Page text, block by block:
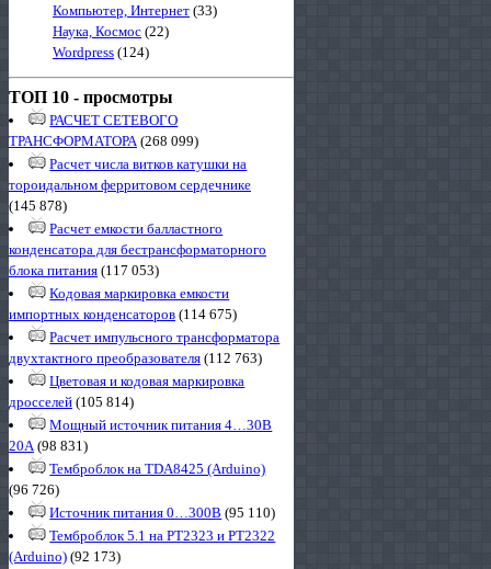
Компьютер, Интернет (33)
Наука, Космос (22)
Wordpress (124)
ТОП 10 - просмотры
РАСЧЕТ СЕТЕВОГО
ТРАНСФОРМАТОРА(268 099)
Расчет числа витков катушки на
тороидальном ферритовом сердечнике
(145 878)
Расчет емкости балластного
конденсатора для бестрансформаторного
блока питания (117 053)
Кодовая маркировка емкости
импортных конденсаторов (114 675)
Расчет импульсного трансформатора
двухтактного преобразователя (112 763)
Цветовая и кодовая маркировка
дросселей (105 814)
Мощный источник питания 4…30В
20А(98 831)
Темброблок на TDA8425 (Arduino)
(96 726)
Источник питания 0…300В (95 110)
Темброблок 5.1 на PT2323 и PT2322
(Arduino) (92 173)